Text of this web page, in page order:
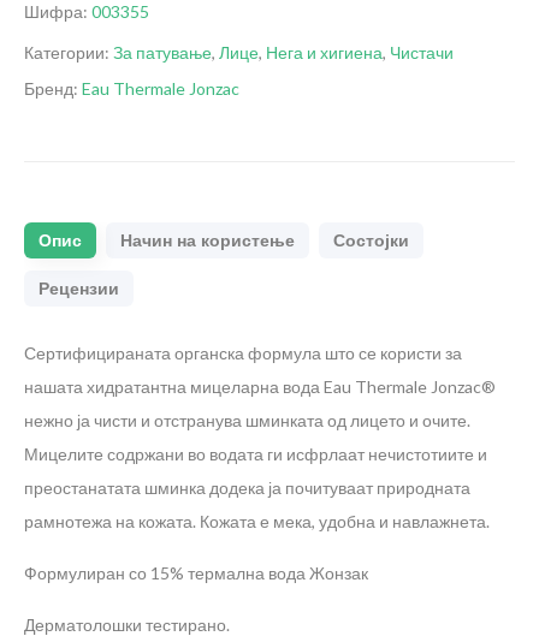
Шифра: 003355
Категории: За патување, Лице, Нега и хигиена, Чистачи
Бренд: Eau Thermale Jonzac
Опис Начин на користење Состојки
Рецензии
Сертифицираната органска формула што се користи за
нашата хидратантна мицеларна вода Eau Thermale Jonzac®
нежно ја чисти и отстранува шминката од лицето и очите.
Мицелите содржани во водата ги исфрлаат нечистотиите и
преостанатата шминка додека ја почитуваат природната
рамнотежа на кожата. Кожата е мека, удобна и навлажнета.
Формулиран со 15% термална вода Жонзак
Дерматолошки тестирано.